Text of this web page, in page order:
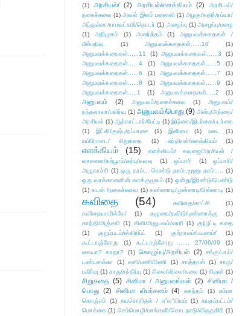
(1)
அரசியல்/ (2) அரசியல்/எளக்கியம் (2)
அரசியல்/
நகைச்சுவை (1) அவள் இளம் மனைவி (1) அழகு/கதிர்/ரம்யா/
அப்துல்லா/ராமலட்சுமி/தொடர் (1) அழைப்பு (1) அழைப்பு/மழை
(1)
அறிமுகம் (1) அனர்த்தம் (1)
அனுபவக்கதைகள் /
மீள்பதிவு
(1) அனுபவக்கதைகள்......10
(1)
அனுபவக்கதைகள்......11
(1) அனுபவக்கதைகள்......3
(1)
அனுபவக்கதைகள்......4
(1) அனுபவக்கதைகள்......5
(1)
அனுபவக்கதைகள்......6
(1) அனுபவக்கதைகள்......7
(1)
அனுபவக்கதைகள்......8
(1) அனுபவக்கதைகள்......9
(1)
அனுபவக்கதைகள்.....1
(1) அனுபவக்கதைகள்.....2 (1)
அனுபவம் (2) அனுபவம்/நகைச்சுவை (1)
அனுபவம்/
நந்தலாலா/பகிர்வு (1) அனுபவம்/பொது (9) அன்பு/அத்தை/
அரசியல் (1) ஆற்காட்டார்/பேட்டி (1) இடுகை/இடர்கை/படர்கை
(1)
இட்லி/குஷ்பு/நப்பாசை (1) இனிமை (1) உடை
(1)
உயிரோடை/ சிறுகதை
(1) எந்திரன்/எளக்கியம் (1)
எளக்கியம் (15)
எளக்கியம்/ கவுஜை/அரசியல் /
வாசனை/கற்பூரம்/கற்பு/களவு
(1) ஒப்பாரி (1)
ஒப்பாரி/
அழுகாச்சி (1) ஒரு தரம்... ரெண்டு தரம்..மூணு தரம்..... (1)
ஒரு வாக்காளனின் வாக்குமூலம் (1) ஒன்று/இரண்டு/பெண்டு
(1) கடன் /நகைச்சுவை (1) கண்ணாடி/முன்னாடி/பின்னாடி (1)
கவிதை (54) கவிதை/காட்சி
(1)
கவிதையாமில்லே/
(1) கழுதை/தவிடு/புண்ணாக்கு
(1)
காந்தி/அஞ்சலி (1) கிளி/அனுபவம்/லாரி (1) கு(பு)ட்டி கதை
(1)
குறும்படம்/ஸ்கிரிப்ட் (1) குற்றாலம்/பயணம்/
(1)
கூட்டாஞ்சோறு
(1) கூட்டாஞ்சோறு ...... 27/06/09
(1)
கையா? காதா?
(1) கொழுப்பு/அரசியல் (2)
சங்கு/பால்/
டண்டனக்கா
(1) சனி/மணி/பிணி (1) சாத்தான் (1) சாரு/
பகிர்வு (1) சாரு/சந்திப்பு (1) சிலை/விலை/கலை (1) சிவன் (1)
சிறுகதை (5) சினிமா / அனுபவங்கள் (2)
சினிமா /
பொது (2) சினிமா விமர்சனம் (4) சுகந்தம் (1)
சும்மா
கொஞ்சம் (1) சுயசொறிதல் / எ”ள”கியம் (1) சுயதம்பட்டம்/
மொக்கை (1) செம்மொழி/மாங்கனி/கொடநாடு/விருதகிரி (1)